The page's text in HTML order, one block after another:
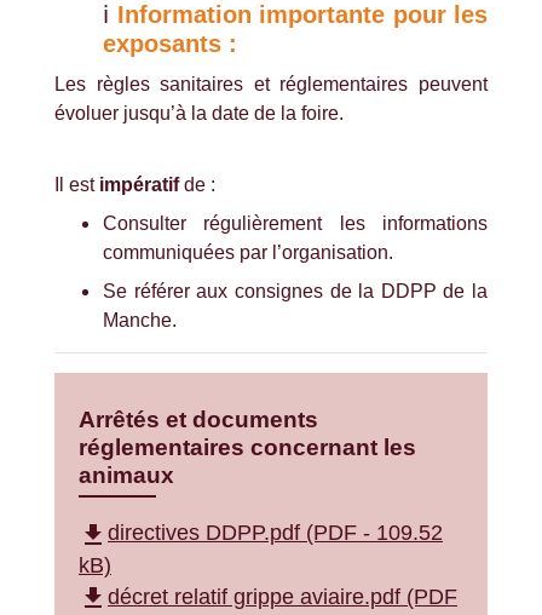
ℹ️ Information importante pour les
exposants :
Les règles sanitaires et réglementaires peuvent
évoluer jusqu’à la date de la foire.
Il est impératifde :
Consulter régulièrement les informations
communiquées par l’organisation.
Se référer aux consignes de la DDPP de la
Manche.
Arrêtés et documents
réglementaires concernant les
animaux
file_download directives DDPP.pdf (PDF - 109.52
kB)
file_download décret relatif grippe aviaire.pdf (PDF